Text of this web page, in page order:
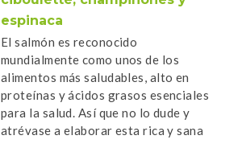
espinaca
El salmón es reconocido
mundialmente como unos de los
alimentos más saludables, alto en
proteínas y ácidos grasos esenciales
para la salud. Así que no lo dude y
atrévase a elaborar esta rica y sana